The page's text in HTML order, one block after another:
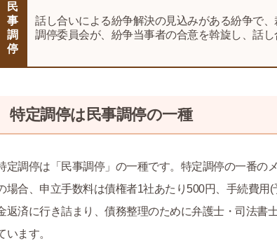
民
事
調
停
話し合いによる紛争解決の見込みがある紛争で
調停委員会が、紛争当事者の合意を斡旋し、話し
特定調停は民事調停の一種
定調停は「民事調停」の一種です。特定調停の一番の
場合、申立手数料は債権者1社あたり500円、手続費用
返済に行き詰まり、債務整理のために弁護士・司法書
います。